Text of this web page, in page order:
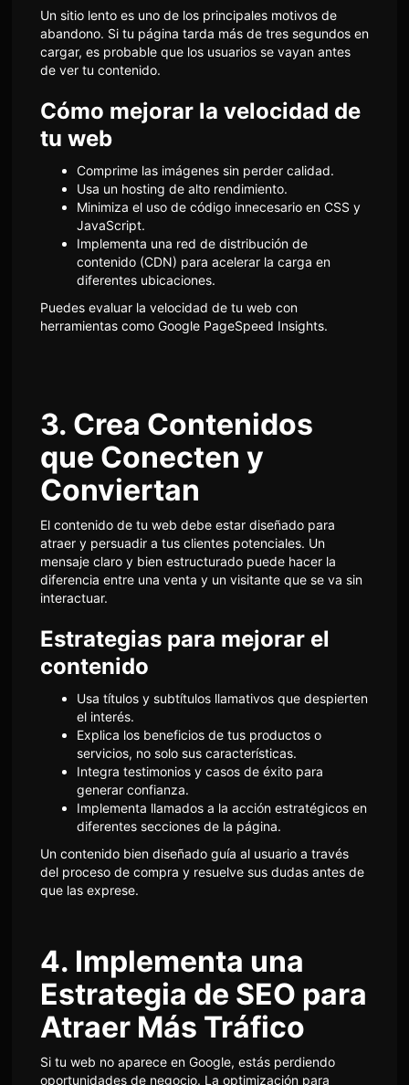
Un sitio lento es uno de los principales motivos de
abandono. Si tu página tarda más de tres segundos en
cargar, es probable que los usuarios se vayan antes
de ver tu contenido.
Cómo mejorar la velocidad de
tu web
Comprime las imágenes sin perder calidad.
Usa un hosting de alto rendimiento.
Minimiza el uso de código innecesario en CSS y
JavaScript.
Implementa una red de distribución de
contenido (CDN) para acelerar la carga en
diferentes ubicaciones.
Puedes evaluar la velocidad de tu web con
herramientas comoGoogle PageSpeed Insights.
3. Crea Contenidos
que Conecten y
Conviertan
El contenido de tu web debe estar diseñado para
atraer y persuadir a tus clientes potenciales. Un
mensaje claro y bien estructurado puede hacer la
diferencia entre una venta y un visitante que se va sin
interactuar.
Estrategias para mejorar el
contenido
Usa títulos y subtítulos llamativos que despierten
el interés.
Explica los beneficios de tus productos o
servicios, no solo sus características.
Integra testimonios y casos de éxito para
generar confianza.
Implementa llamados a la acción estratégicos en
diferentes secciones de la página.
Un contenido bien diseñado guía al usuario a través
del proceso de compra y resuelve sus dudas antes de
que las exprese.
4. Implementa una
Estrategia de SEO para
Atraer Más Tráfico
Si tu web no aparece en Google, estás perdiendo
oportunidades de negocio. La optimización para